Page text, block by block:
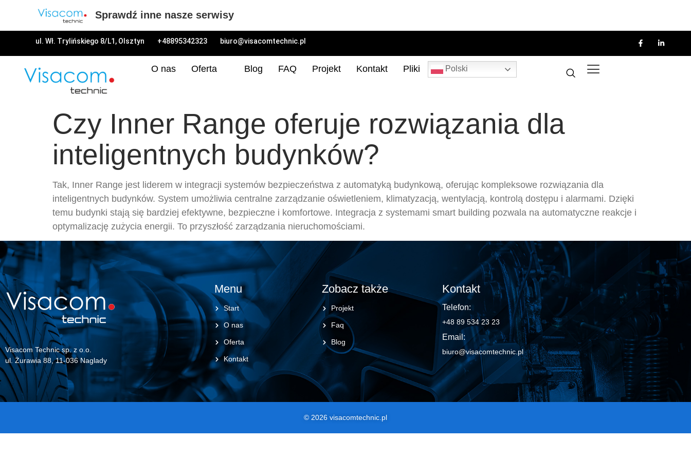
ul. Wł. Trylińskiego 8/L1, Olsztyn +48895342323 biuro@visacomtechnic.pl
O nas Oferta Blog FAQ Projekt Kontakt Pliki Polski
Czy Inner Range oferuje rozwiązania dla
inteligentnych budynków?
Tak, Inner Range jest liderem w integracji systemów bezpieczeństwa z automatyką budynkową, oferując kompleksowe rozwiązania dla
inteligentnych budynków. System umożliwia centralne zarządzanie oświetleniem, klimatyzacją, wentylacją, kontrolą dostępu i alarmami. Dzięki
temu budynki stają się bardziej efektywne, bezpieczne i komfortowe. Integracja z systemami smart building pozwala na automatyczne reakcje i
optymalizację zużycia energii. To przyszłość zarządzania nieruchomościami.
Visacom Technic sp. z o.o.
ul. Żurawia 88, 11-036 Naglady
Menu
Start
O nas
Oferta
Kontakt
Zobacz także
Projekt
Faq
Blog
Kontakt
Telefon:
+48 89 534 23 23
Email:
biuro@visacomtechnic.pl
© 2026 visacomtechnic.pl
Sprawdź inne nasze serwisy